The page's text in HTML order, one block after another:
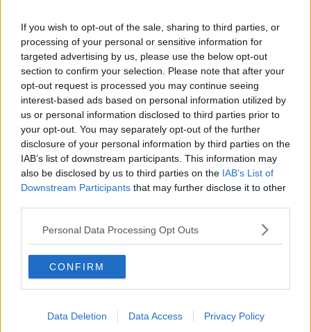
If you wish to opt-out of the sale, sharing to third parties, or
processing of your personal or sensitive information for
targeted advertising by us, please use the below opt-out
section to confirm your selection. Please note that after your
opt-out request is processed you may continue seeing
interest-based ads based on personal information utilized by
us or personal information disclosed to third parties prior to
your opt-out. You may separately opt-out of the further
disclosure of your personal information by third parties on the
IAB’s list of downstream participants. This information may
also be disclosed by us to third parties on the IAB’s List of
Downstream Participants that may further disclose it to other
Personal Data Processing Opt Outs
CONFIRM
Data Deletion Data Access Privacy Policy
​Benzina, gasolio, gpl, ecco dove risparmiare
​Benzina, gasolio, gpl, ecco dove risparmiare
Iss Palumbo, solidarietà dal Comune ai lavoratori
Livorno, Piombino e Elba, quali piani per i porti
Moby Prince, "ora è il momento della verità"
Esplosione Calenzano, coinvolti due livornesi
Aziende chimiche, più sostenibilità e sicurezza
Raffineria Eni, sciopero dell'indotto
In fase di collaudo Versius, il robot chirurgico